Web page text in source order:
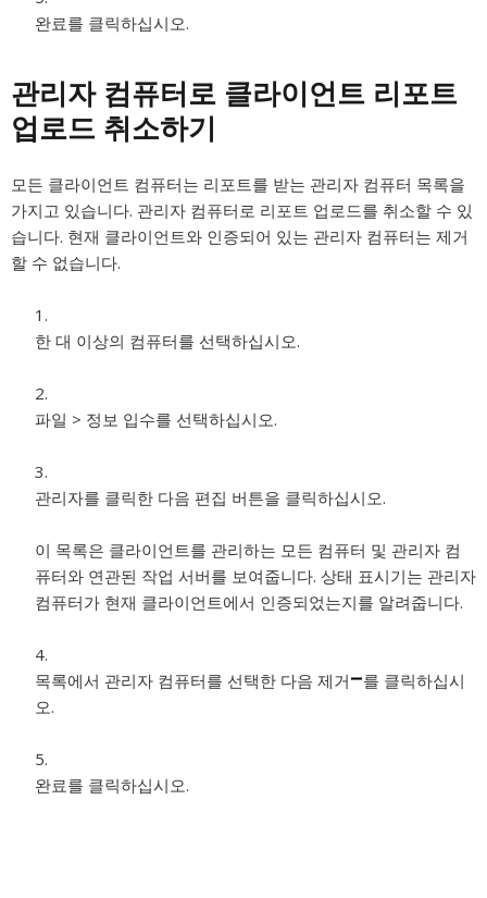
완료를 클릭하십시오.
관리자 컴퓨터로 클라이언트 리포트
업로드 취소하기
모든 클라이언트 컴퓨터는 리포트를 받는 관리자 컴퓨터 목록을
가지고 있습니다. 관리자 컴퓨터로 리포트 업로드를 취소할 수 있
습니다. 현재 클라이언트와 인증되어 있는 관리자 컴퓨터는 제거
할 수 없습니다.
한 대 이상의 컴퓨터를 선택하십시오.
파일 > 정보 입수를 선택하십시오.
관리자를 클릭한 다음 편집 버튼을 클릭하십시오.
이 목록은 클라이언트를 관리하는 모든 컴퓨터 및 관리자 컴
퓨터와 연관된 작업 서버를 보여줍니다. 상태 표시기는 관리자
컴퓨터가 현재 클라이언트에서 인증되었는지를 알려줍니다.
목록에서 관리자 컴퓨터를 선택한 다음 제거
를 클릭하십시
오.
완료를 클릭하십시오.